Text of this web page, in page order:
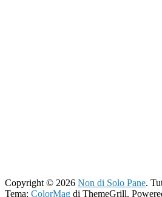
Copyright © 2026 Non di Solo Pane.
Tema: ColorMag di ThemeGrill.